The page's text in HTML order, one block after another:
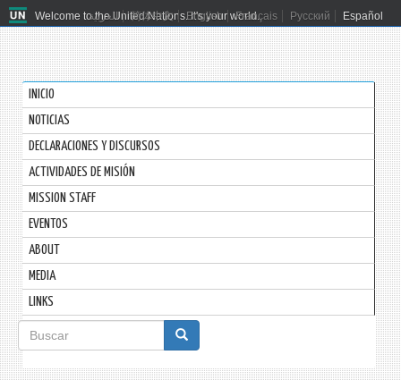
Welcome to the United Nations. It's your world.
العربية 简体中文 English Français Русский Español
INICIO
NOTICIAS
DECLARACIONES Y DISCURSOS
ACTIVIDADES DE MISIÓN
MISSION STAFF
EVENTOS
ABOUT
MEDIA
LINKS
Formulario
de
Buscar